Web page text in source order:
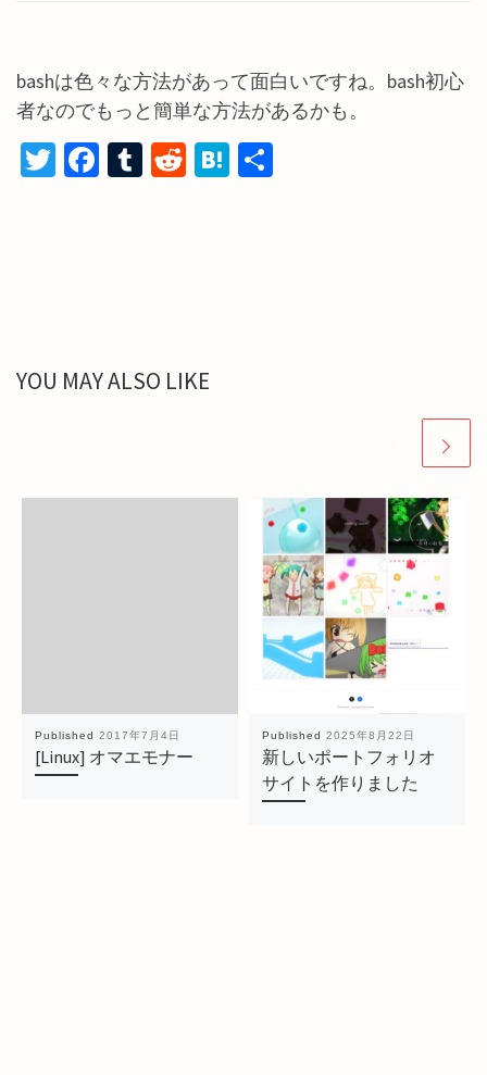
bashは色々な方法があって面白いですね。bash初心
者なのでもっと簡単な方法があるかも。
T
Fa T
R
H
YOU MAY ALSO LIKE
Published 2017年7月4日
[Linux] オマエモナー
Published 2025年8月22日
新しいポートフォリオ
サイトを作りました